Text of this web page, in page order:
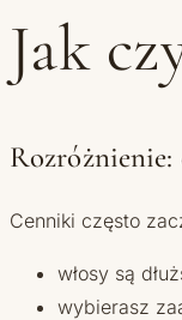
Jak
Rozróżnienie:
Cenniki często
włosy są
wybierasz